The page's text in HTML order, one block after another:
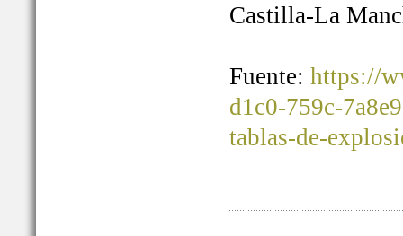
Castilla-La
Fuente: https://
d1c0-759c-
tablas-de-